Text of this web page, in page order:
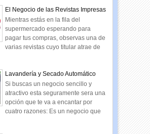
El Negocio de las Revistas Impresas
Mientras estás en la fila del
supermercado esperando para
pagar tus compras, observas una de
varias revistas cuyo titular atrae de
Lavandería y Secado Automático
Si buscas un negocio sencillo y
atractivo esta seguramente sera una
opción que te va a encantar por
cuatro razones: Es un negocio que